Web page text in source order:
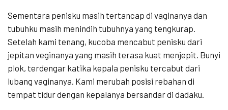
Sementara penisku masih tertancap di vaginanya dan
tubuhku masih menindih tubuhnya yang tengkurap.
Setelah kami tenang, kucoba mencabut penisku dari
jepitan veginanya yang masih terasa kuat menjepit. Bunyi
plok, terdengar katika kepala penisku tercabut dari
lubang vaginanya. Kami merubah posisi rebahan di
tempat tidur dengan kepalanya bersandar di dadaku.